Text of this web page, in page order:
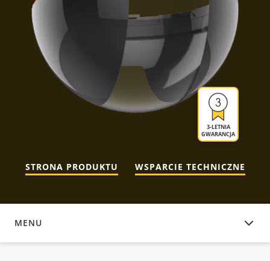
3-LETNIA
GWARANCJA
STRONA PRODUKTU WSPARCIE TECHNICZNE
MENU
ZGODNE PRODUKTY